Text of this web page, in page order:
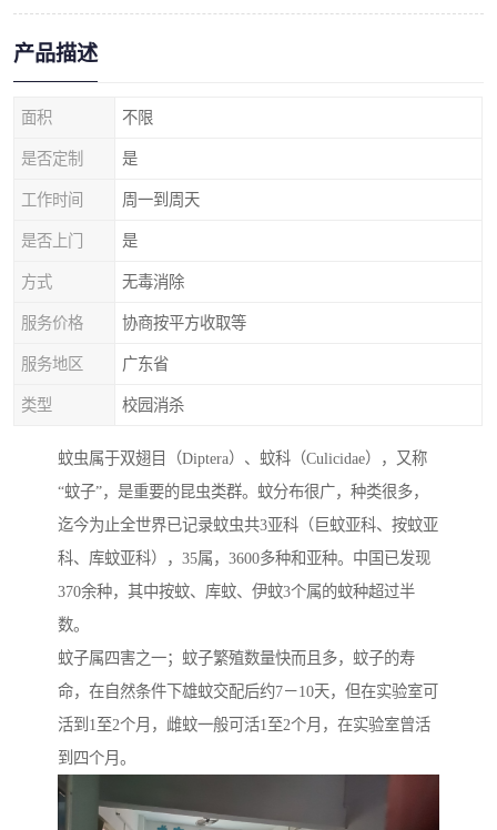
产品描述
面积 不限
是否定制 是
工作时间 周一到周天
是否上门 是
方式 无毒消除
服务价格 协商按平方收取等
服务地区 广东省
类型 校园消杀
蚊虫属于双翅目（Diptera）、蚊科（Culicidae），又称
“蚊子”，是重要的昆虫类群。蚊分布很广，种类很多，
迄今为止全世界已记录蚊虫共3亚科（巨蚊亚科、按蚊亚
科、库蚊亚科），35属，3600多种和亚种。中国已发现
370余种，其中按蚊、库蚊、伊蚊3个属的蚊种超过半
数。
蚊子属四害之一；蚊子繁殖数量快而且多，蚊子的寿
命，在自然条件下雄蚊交配后约7－10天，但在实验室可
活到1至2个月，雌蚊一般可活1至2个月，在实验室曾活
到四个月。